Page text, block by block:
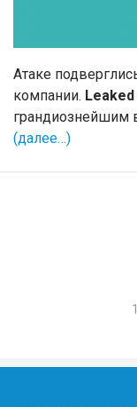
Атаке
компании.
грандиознейшим
(далее…)